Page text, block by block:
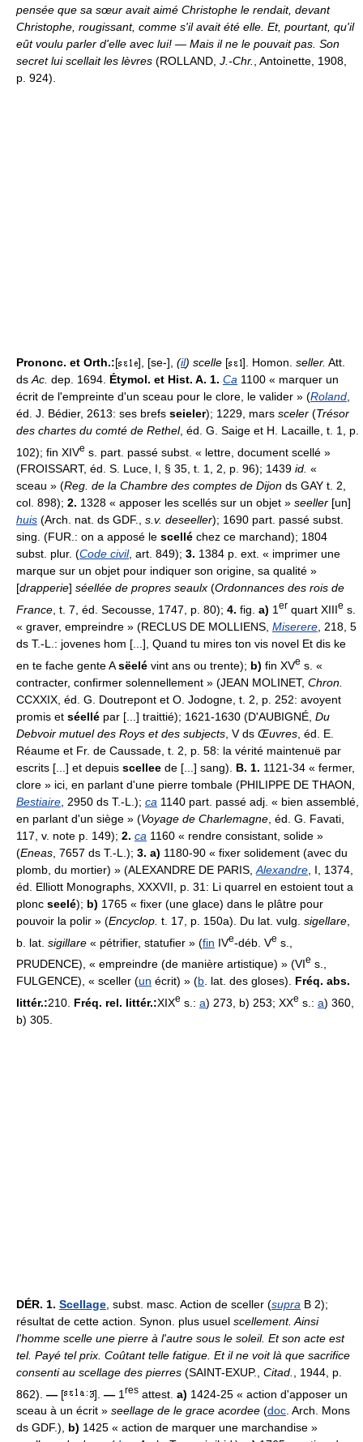
pensée que sa sœur avait aimé Christophe le rendait, devant
Christophe, rougissant, comme s'il avait été elle. Et, pourtant, qu'il
eût voulu parler d'elle avec lui! — Mais il ne le pouvait pas. Son
secret lui scellait les lèvres (ROLLAND, J.-Chr.
, Antoinette, 1908,
p. 924).
Prononc. et Orth.:[ ], [se-], (il) scelle [ ]. Homon. seller. Att.
ds Ac. dep. 1694. Étymol. et Hist. A. 1. Ca 1100 « marquer un
écrit de l'empreinte d'un sceau pour le clore, le valider » (Roland
éd. J. Bédier, 2613: ses brefs seieler); 1229, mars sceler (Trésor
des chartes du comté de Rethel, éd. G. Saige et H. Lacaille, t. 1, p.
102); fin XIVe s. part. passé subst. « lettre, document scellé »
(FROISSART, éd. S. Luce, I, § 35, t. 1, 2, p. 96); 1439 id. «
sceau » (Reg. de la Chambre des comptes de Dijon ds GAY t. 2,
col. 898); 2. 1328 « apposer les scellés sur un objet » seeller [un]
huis (Arch. nat. ds GDF., s.v. deseeller); 1690 part. passé subst.
sing. (FUR.: on a apposé le scellé chez ce marchand); 1804
subst. plur. (Code civil, art. 849); 3. 1384 p. ext. « imprimer une
marque sur un objet pour indiquer son origine, sa qualité »
[drapperie] séellée de propres seaulx (Ordonnances des rois de
France , t. 7, éd. Secousse, 1747, p. 80); 4. fig. a) 1 er quart XIIIe s.
« graver, empreindre » (RECLUS DE MOLLIENS, Miserere , 218, 5
ds T.-L.: jovenes hom [...], Quand tu mires ton vis novel Et dis ke
en te fache gente Asëelé vint ans ou trente); b) fin XVe s. «
contracter, confirmer solennellement » (JEAN MOLINET, Chron.
CCXXIX, éd. G. Doutrepont et O. Jodogne, t. 2, p. 252: avoyent
promis et séellé par [...] traittié); 1621-1630 (D'AUBIGNÉ, Du
Debvoir mutuel des Roys et des subjects , V ds Œuvres , éd. E.
Réaume et Fr. de Caussade, t. 2, p. 58: la vérité maintenuë par
escrits [...] et depuis scellee de [...] sang). B. 1. 1121-34 « fermer,
clore » ici, en parlant d'une pierre tombale (PHILIPPE DE THAON,
Bestiaire , 2950 ds T.-L.); ca 1140 part. passé adj. « bien assemblé,
en parlant d'un siège » (Voyage de Charlemagne , éd. G. Favati,
117, v. note p. 149); 2. ca 1160 « rendre consistant, solide »
(Eneas , 7657 ds T.-L.); 3. a) 1180-90 « fixer solidement (avec du
plomb, du mortier) » (ALEXANDRE DE PARIS, Alexandre , I, 1374,
éd. Elliott Monographs, XXXVII, p. 31: Li quarrel en estoient tout a
plonc seelé); b) 1765 « fixer (une glace) dans le plâtre pour
pouvoir la polir » (Encyclop. t. 17, p. 150a). Du lat. vulg. sigellare
b. lat. sigillare « pétrifier, statufier » (fin IVe-déb. Ve s.,
PRUDENCE), « empreindre (de manière artistique) » (VIe s.,
FULGENCE), « sceller (un écrit) » (b . lat. des gloses). Fréq. abs.
littér.:210. Fréq. rel. littér.:XIXe s.: a) 273, b) 253; XXe s.: a) 360,
b) 305.
DÉR. 1. Scellage , subst. masc. Action de sceller (supra B 2);
résultat de cette action. Synon. plus usuel scellement. Ainsi
l'homme scelle une pierre à l'autre sous le soleil. Et son acte est
tel. Payé tel prix. Coûtant telle fatigue. Et il ne voit là que sacrifice
consenti au scellage des pierres (SAINT-EXUP., Citad.
, 1944, p.
862). — [ ]. — 1 res attest. a) 1424-25 « action d'apposer un
sceau à un écrit » seellage de le grace acordee (doc. Arch. Mons
ds GDF.), b) 1425 « action de marquer une marchandise »